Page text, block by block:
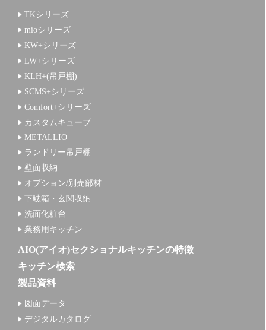
TKシリーズ
mioシリーズ
KW+シリーズ
LW+シリーズ
KLH+(吊戸棚)
SCMS+シリーズ
Comfort+シリーズ
カスタムキューブ
METALLIO
ランドリー吊戸棚
壁面収納
オプション/別売部材
下駄箱・玄関収納
洗面化粧台
業務用キッチン
AIO(アイオ)セクショナルキッチンの特徴
キッチン検索
製品資料
図面データ
デジタルカタログ